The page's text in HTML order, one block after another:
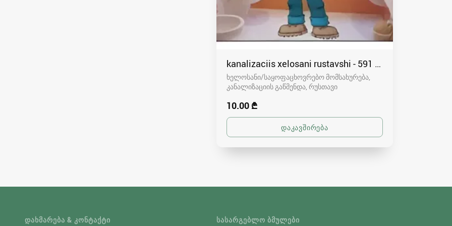
kanalizaciis xelosani rustavshi - 591 00 46 80
ხელოსანი/საყოფაცხოვრებო მომსახურება,
კანალიზაციის გაწმენდა რუსთავი
10.00 ₾
ᲓᲐᲮᲛᲐᲠᲔᲑᲐ & ᲙᲝᲜᲢᲐᲥᲢᲘ ᲡᲐᲡᲐᲠᲒᲔᲑᲚᲝ ᲑᲛᲣᲚᲔᲑᲘ